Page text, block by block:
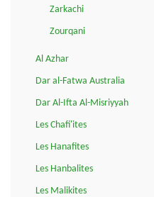
Zarkachi
Zourqani
Al Azhar
Dar al-Fatwa Australia
Dar Al-Ifta Al-Misriyyah
Les Chafi'ites
Les Hanafites
Les Hanbalites
Les Malikites